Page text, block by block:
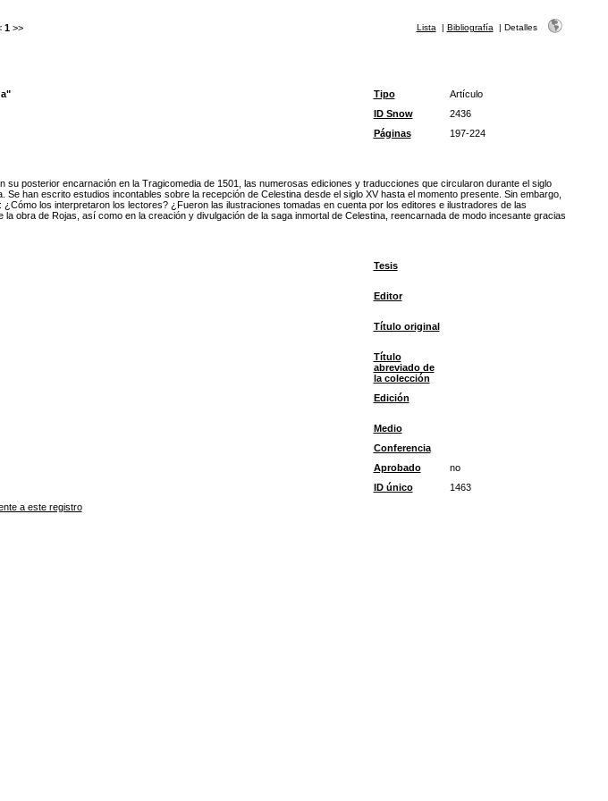
1 >> Lista | Bibliografía | Detalles
Tipo
Artículo
ID Snow
2436
Páginas
197-224
posterior encarnación en la Tragicomedia de 1501, las numerosas ediciones y traducciones que circularon durante el siglo
han escrito estudios incontables sobre la recepción de Celestina desde el siglo XV hasta el momento presente. Sin embargo,
los interpretaron los lectores? ¿Fueron las ilustraciones tomadas en cuenta por los editores e ilustradores de las
obra de Rojas, así como en la creación y divulgación de la saga inmortal de Celestina, reencarnada de modo incesante gracias
Tesis
Editor
Título original
Título
abreviado de
la colección
Edición
Medio
Conferencia
Aprobado
no
ID único
1463
a este registro